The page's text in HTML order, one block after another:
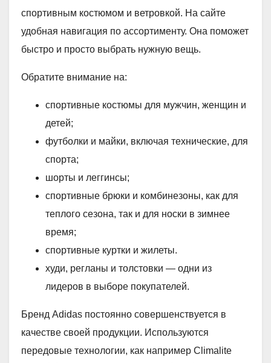
спортивным костюмом и ветровкой. На сайте
удобная навигация по ассортименту. Она поможет
быстро и просто выбрать нужную вещь.
Обратите внимание на:
спортивные костюмы для мужчин, женщин и
детей;
футболки и майки, включая технические, для
спорта;
шорты и леггинсы;
спортивные брюки и комбинезоны, как для
теплого сезона, так и для носки в зимнее
время;
спортивные куртки и жилеты.
худи, регланы и толстовки — одни из
лидеров в выборе покупателей.
Бренд Adidas постоянно совершенствуется в
качестве своей продукции. Используются
передовые технологии, как например Climalite